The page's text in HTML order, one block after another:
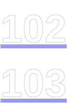
102
103